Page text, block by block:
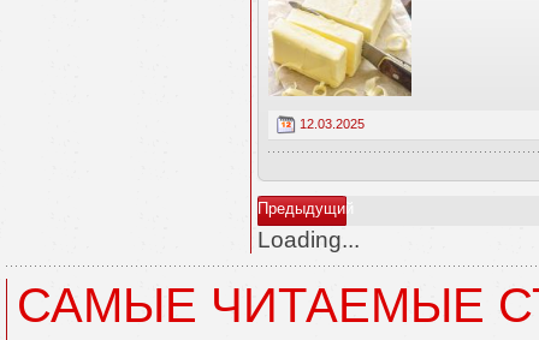
12.03.2025
Предыдущий
Loading...
САМЫЕ ЧИТАЕМЫЕ